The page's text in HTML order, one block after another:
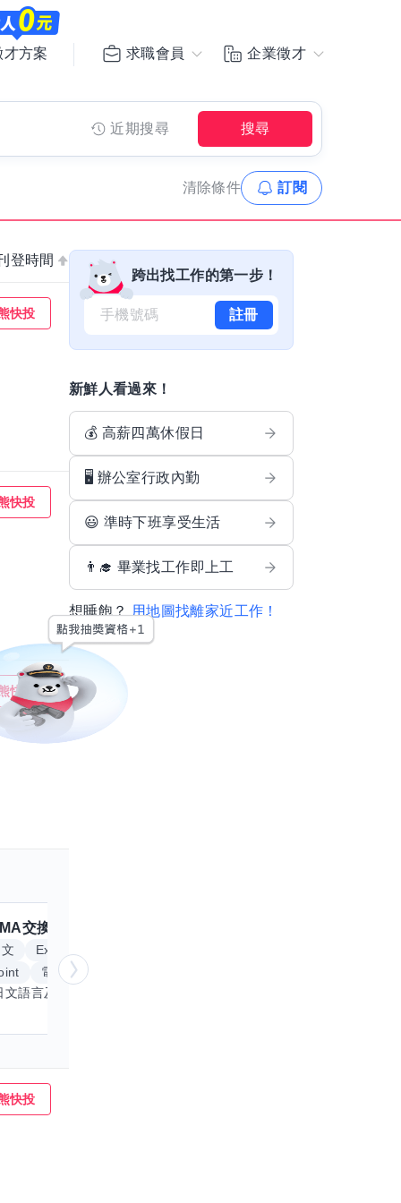
才方案 求職會員 企業徵才
近期搜尋 搜尋
清除條件 訂閱
登時間
快投
快投
快投
交換嗎？
Excel
電腦繪圖
快投
跨出找工作的第一步！
註冊
新鮮人看過來！
💰 高薪四萬休假日
🖥️ 辦公室行政內勤
😃 準時下班享受生活
👨‍🎓 畢業找工作即上工
想睡飽？ 用地圖找離家近工作！